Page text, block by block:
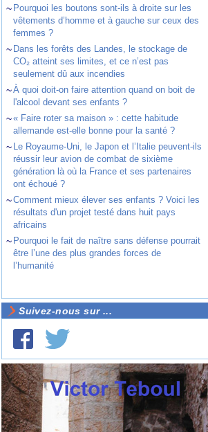
~ Pourquoi les boutons sont-ils à droite sur les
vêtements d’homme et à gauche sur ceux des
femmes ?
~ Dans les forêts des Landes, le stockage de
CO₂ atteint ses limites, et ce n’est pas
seulement dû aux incendies
~À quoi doit-on faire attention quand on boit de
l'alcool devant ses enfants ?
~« Faire roter sa maison » : cette habitude
allemande est-elle bonne pour la santé ?
~ Le Royaume-Uni, le Japon et l’Italie peuvent-ils
réussir leur avion de combat de sixième
génération là où la France et ses partenaires
ont échoué ?
~Comment mieux élever ses enfants ? Voici les
résultats d'un projet testé dans huit pays
africains
~ Pourquoi le fait de naître sans défense pourrait
être l’une des plus grandes forces de
l’humanité
Suivez-nous sur ...